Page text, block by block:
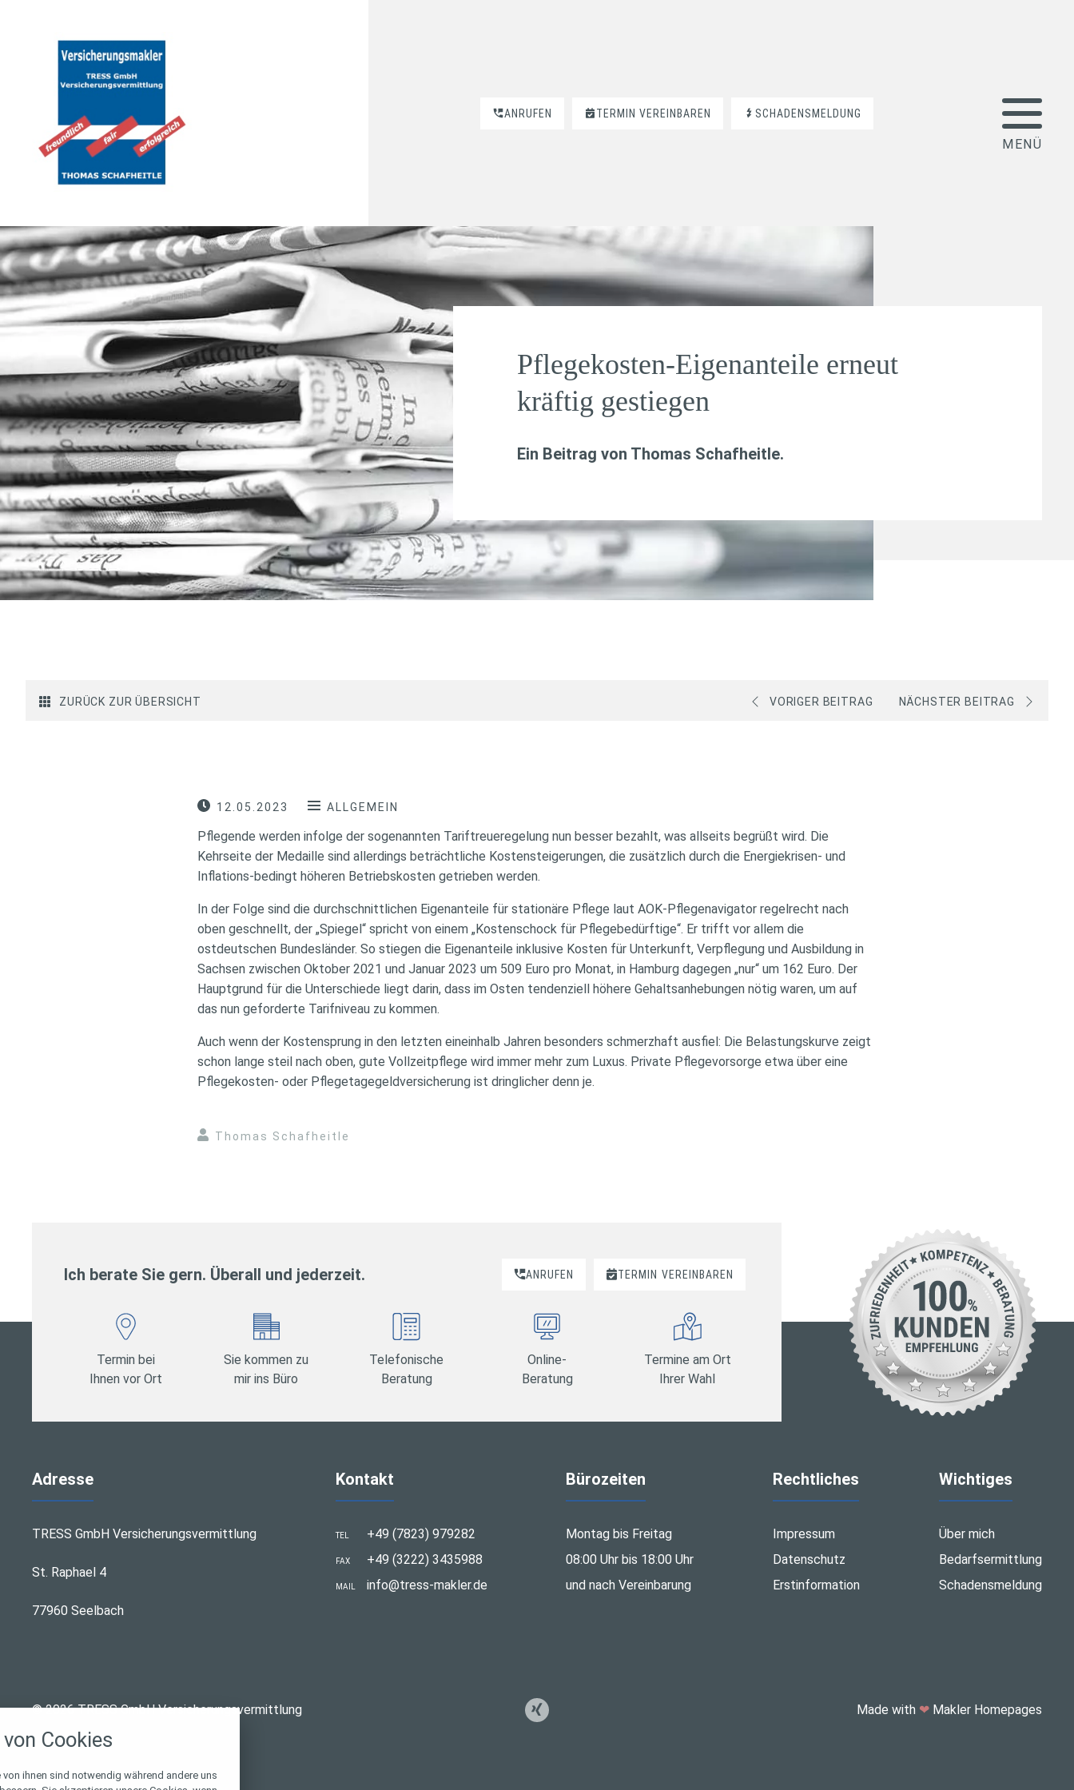
ANRUFEN TERMIN VEREINBAREN SCHADENSMELDUNG
Pflegekosten-Eigenanteile erneut
kräftig gestiegen
Ein Beitrag von Thomas Schafheitle.
ZURÜCK ZUR ÜBERSICHT VORIGER BEITRAG NÄCHSTER BEITRAG
12.05.2023 ALLGEMEIN
Pflegende werden infolge der sogenannten Tariftreueregelung nun besser bezahlt, was allseits begrüßt wird. Die
Kehrseite der Medaille sind allerdings beträchtliche Kostensteigerungen, die zusätzlich durch die Energiekrisen- und
Inflations-bedingt höheren Betriebskosten getrieben werden.
In der Folge sind die durchschnittlichen Eigenanteile für stationäre Pflege laut AOK-Pflegenavigator regelrecht nach
oben geschnellt, der „Spiegel“ spricht von einem „Kostenschock für Pflegebedürftige“. Er trifft vor allem die
ostdeutschen Bundesländer. So stiegen die Eigenanteile inklusive Kosten für Unterkunft, Verpflegung und Ausbildung in
Sachsen zwischen Oktober 2021 und Januar 2023 um 509 Euro pro Monat, in Hamburg dagegen „nur“ um 162 Euro. Der
Hauptgrund für die Unterschiede liegt darin, dass im Osten tendenziell höhere Gehaltsanhebungen nötig waren, um auf
das nun geforderte Tarifniveau zu kommen.
Auch wenn der Kostensprung in den letzten eineinhalb Jahren besonders schmerzhaft ausfiel: Die Belastungskurve zeigt
schon lange steil nach oben, gute Vollzeitpflege wird immer mehr zum Luxus. Private Pflegevorsorge etwa über eine
Pflegekosten- oder Pflegetagegeldversicherung ist dringlicher denn je.
Thomas Schafheitle
Ich berate Sie gern. Überall und jederzeit. ANRUFEN TERMIN VEREINBAREN
Termin bei
Ihnen vor Ort
Sie kommen zu
mir ins Büro
Telefonische
Beratung
Online-
Beratung
Termine am Ort
Ihrer Wahl
Adresse
TRESS GmbH Versicherungsvermittlung
St. Raphael 4
77960 Seelbach
Kontakt
TEL +49 (7823) 979282
FAX +49 (3222) 3435988
MAIL info@tress-makler.de
Bürozeiten
Montag bis Freitag
08:00 Uhr bis 18:00 Uhr
und nach Vereinbarung
Rechtliches
Impressum
Datenschutz
Erstinformation
Wichtiges
Über mich
Bedarfsermittlung
Schadensmeldung
© 2026 TRESS GmbH Versicherungsvermittlung Made with ❤Makler Homepages
Cookies
ihnen sind notwendig während andere uns
akzeptieren oder zu blockieren.
Notwendig